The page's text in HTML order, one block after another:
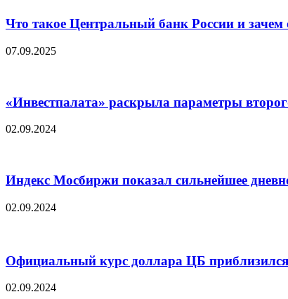
Что такое Центральный банк России и зачем
07.09.2025
«Инвестпалата» раскрыла параметры
02.09.2024
Индекс Мосбиржи показал сильнейшее
02.09.2024
Официальный курс доллара ЦБ
02.09.2024